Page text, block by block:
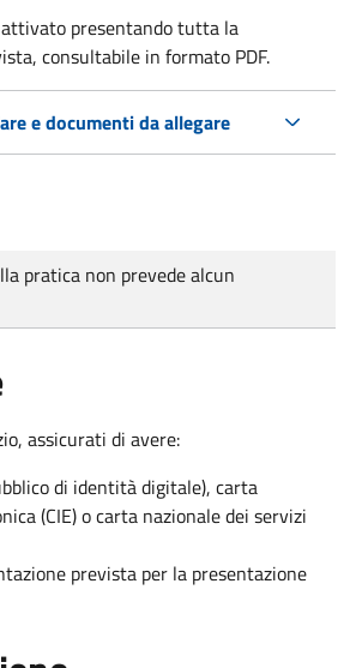
presentando tutta la
consultabile in formato PDF.
e documenti da allegare
pratica non prevede alcun
assicurati di avere:
di identità digitale), carta
(CIE) o carta nazionale dei servizi
prevista per la presentazione